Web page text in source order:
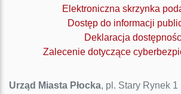
Elektroniczna skrzynka
Dostęp do informacji
Deklaracja
Zalecenie dotyczące
Urząd Miasta Płocka, pl. Stary Rynek 1